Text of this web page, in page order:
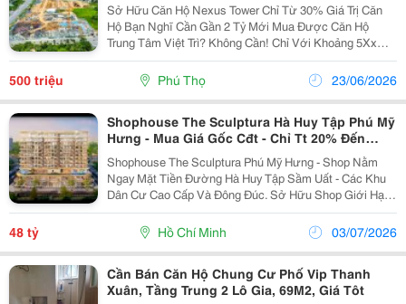
Sở Hữu Căn Hộ Nexus Tower Chỉ Từ 30% Giá Trị Căn
Hộ Bạn Nghĩ Cần Gần 2 Tỷ Mới Mua Được Căn Hộ
Trung Tâm Việt Trì? Không Cần! Chỉ Với Khoảng 5Xx
Triệu Đồng (30%), Anh/Chị Đã Có Thể Sở Hữu Căn Hộ
Tại Nexus Tower: Diện Tích 46.8M&Sup2; Tầng...
500 triệu Phú Thọ 23/06/2026
Shophouse The Sculptura Hà Huy Tập Phú Mỹ
Hưng - Mua Giá Gốc Cđt - Chỉ Tt 20% Đến
T9/2027
Shophouse The Sculptura Phú Mỹ Hưng - Shop Nằm
Ngay Mặt Tiền Đường Hà Huy Tập Sầm Uất - Các Khu
Dân Cư Cao Cấp Và Đông Đúc. Sở Hữu Shop Giới Hạn
Giữa Trung Tâm Cảnh Đồi Vị Trí Vàng Hiếm Có, Đi Bộ
Vài Bước Đến Hồ Bán Nguyệt, Crescent Mall, Cầu
48 tỷ Hồ Chí Minh 03/07/2026
Cần Bán Căn Hộ Chung Cư Phố Vip Thanh
Xuân, Tầng Trung 2 Lô Gia, 69M2, Giá Tôt